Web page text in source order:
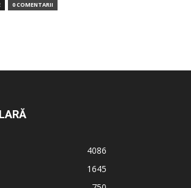
0 COMENTARII
4086
1645